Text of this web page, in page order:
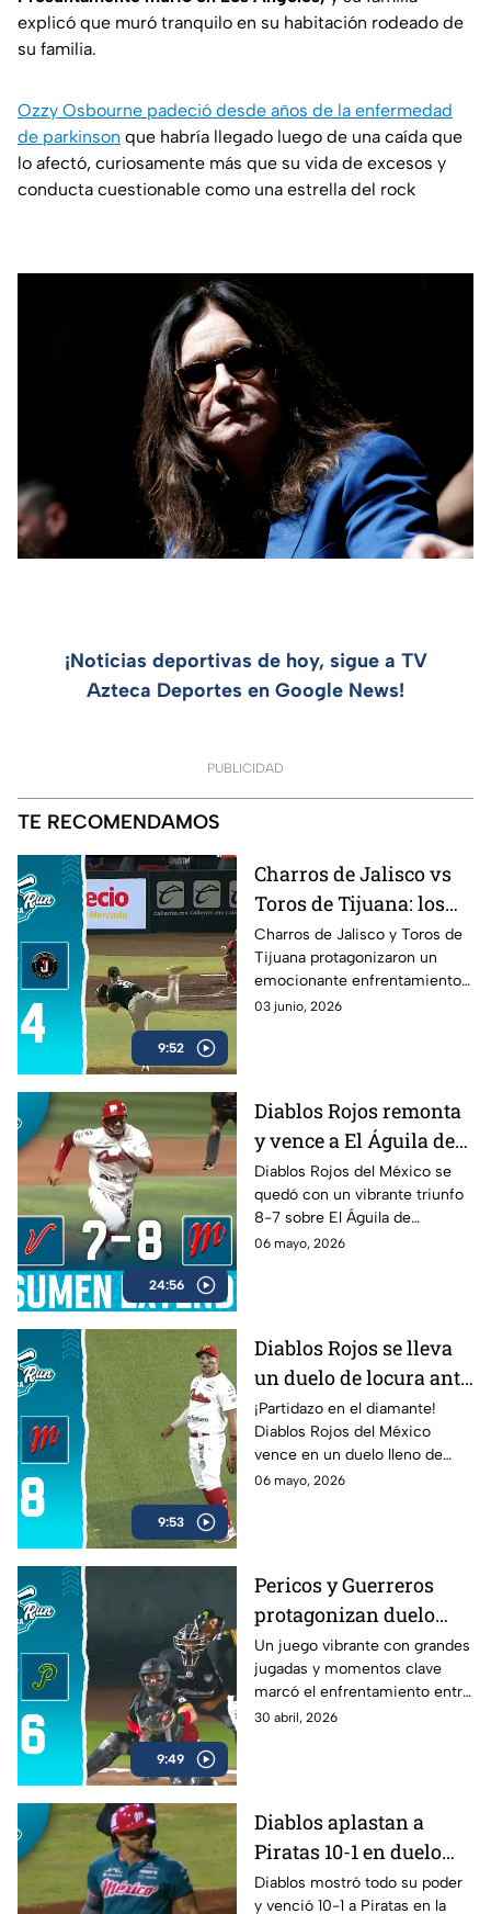
explicó que muró tranquilo en su habitación rodeado de
su familia.
Ozzy Osbourne padeció desde años de la enfermedad
de parkinson que habría llegado luego de una caída que
lo afectó, curiosamente más que su vida de excesos y
conducta cuestionable como una estrella del rock
¡Noticias deportivas de hoy, sigue a TV
Azteca Deportes en Google News!
PUBLICIDAD
TE RECOMENDAMOS
9:52
Charros de Jalisco vs
Toros de Tijuana: los
mejores momentos del
duelo en Home Run
Azteca
Charros de Jalisco y Toros de
Tijuana protagonizaron un
emocionante enfrentamiento
en la Liga Mexicana de Beisbol.
Home Run Azteca.
03 junio, 2026
24:56
Diablos Rojos remonta
y vence a El Águila de
Veracruz en cierre
cardíaco
Diablos Rojos del México se
quedó con un vibrante triunfo
8-7 sobre El Águila de
Veracruz en un duelo lleno de
06 mayo, 2026
9:53
Diablos Rojos se lleva
un duelo de locura ante
El Águila de Veracruz
(8-7)
¡Partidazo en el diamante!
Diablos Rojos del México
vence en un duelo lleno de
emociones a El Águila de
06 mayo, 2026
9:49
Pericos y Guerreros
protagonizan duelo
lleno de emociones en
la LMB
Un juego vibrante con grandes
jugadas y momentos clave
marcó el enfrentamiento entre
Pericos y Guerreros.
30 abril, 2026
Diablos aplastan a
Piratas 10-1 en duelo
dominante de la LMB
Diablos mostró todo su poder
y venció 10-1 a Piratas en la